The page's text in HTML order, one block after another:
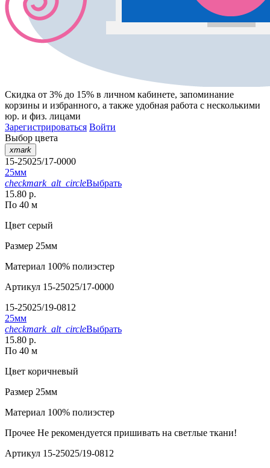
Скидка от 3% до 15% в личном кабинете, запоминание
корзины и избранного, а также удобная работа с несколькими
юр. и физ. лицами
Зарегистрироваться Войти
Выбор цвета
xmark
15-25025/17-0000
25мм
checkmark_alt_circleВыбрать
15.80 р.
По 40 м
Цвет серый
Размер 25мм
Материал 100% полиэстер
Артикул 15-25025/17-0000
15-25025/19-0812
25мм
checkmark_alt_circleВыбрать
15.80 р.
По 40 м
Цвет коричневый
Размер 25мм
Материал 100% полиэстер
Прочее Не рекомендуется пришивать на светлые ткани!
Артикул 15-25025/19-0812